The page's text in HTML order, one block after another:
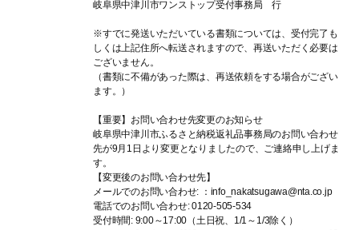
岐阜県中津川市ワンストップ受付事務局 行
※すでに発送いただいている書類については、受付完了も
しくは上記住所へ転送されますので、再送いただく必要は
ございません。
（書類に不備があった際は、再送依頼をする場合がござい
ます。）
【重要】お問い合わせ先変更のお知らせ
岐阜県中津川市ふるさと納税返礼品事務局のお問い合わせ
先が9月1日より変更となりましたので、ご連絡申し上げま
す。
【変更後のお問い合わせ先】
メールでのお問い合わせ: ：info_nakatsugawa@nta.co.jp
電話でのお問い合わせ: 0120-505-534
受付時間: 9:00～17:00（土日祝、1/1～1/3除く）